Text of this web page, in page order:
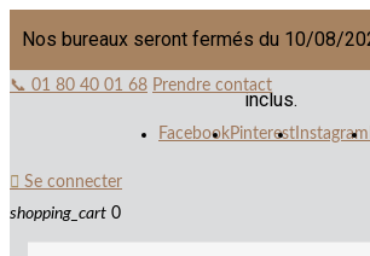
Nos bureaux seront fermés du 10/08/
inclus.
📞 01 80 40 01 68 Prendre contact
FacebookPinterest Instagram
 Se connecter
shopping_cart 0